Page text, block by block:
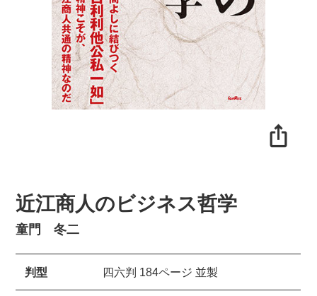
近江商人のビジネス哲学
童門 冬二
判型 四六判 184ページ 並製